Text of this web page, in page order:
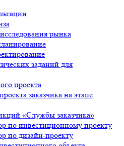
рынка
заданий для
проекта
заказчика на этапе
«Службы заказчика»
по инвестиционному проекту
по дизайн-проекту